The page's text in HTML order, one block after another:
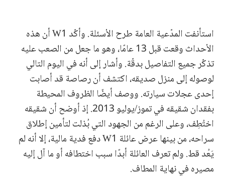
استأنفت المدّعية العامة طرح الأسئلة. وأكّد W1 أن هذه
الأحداث وقعت قبل 13 عامًا، وهو ما جعل من الصعب عليه
تذكّر جميع التفاصيل بدقّة. وأشار إلى أنه في اليوم التالي
لوصوله إلى منزل صديقه، اكتشف أن رصاصة قد أصابت
إحدى عجلات سيارته. ووصف أيضًا الظروف المحيطة
بفقدان شقيقه في تموز/يوليو 2013. إذ أوضح أن شقيقه
اختُطِف، وعلى الرغم من الجهود التي بُذلت لتأمين إطلاق
سراحه، من بينها عرض عائلة W1 دفع فدية مالية، إلا أنه لم
يَعُد قط. ولم تعرف العائلة أبدًا سبب اختطافه أو ما آل إليه
مصيره في نهاية المطاف.